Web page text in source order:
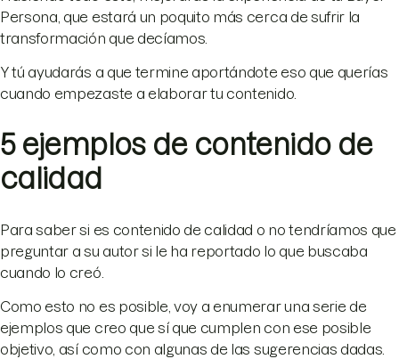
Persona, que estará un poquito más cerca de sufrir la
transformación que decíamos.
Y tú ayudarás a que termine aportándote eso que querías
cuando empezaste a elaborar tu contenido.
5 ejemplos de contenido de
calidad
Para saber si es contenido de calidad o no tendríamos que
preguntar a su autor si le ha reportado lo que buscaba
cuando lo creó.
Como esto no es posible, voy a enumerar una serie de
ejemplos que creo que sí que cumplen con ese posible
objetivo, así como con algunas de las sugerencias dadas.